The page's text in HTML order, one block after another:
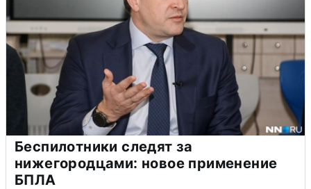
Беспилотники следят за
нижегородцами: новое применение
БПЛА